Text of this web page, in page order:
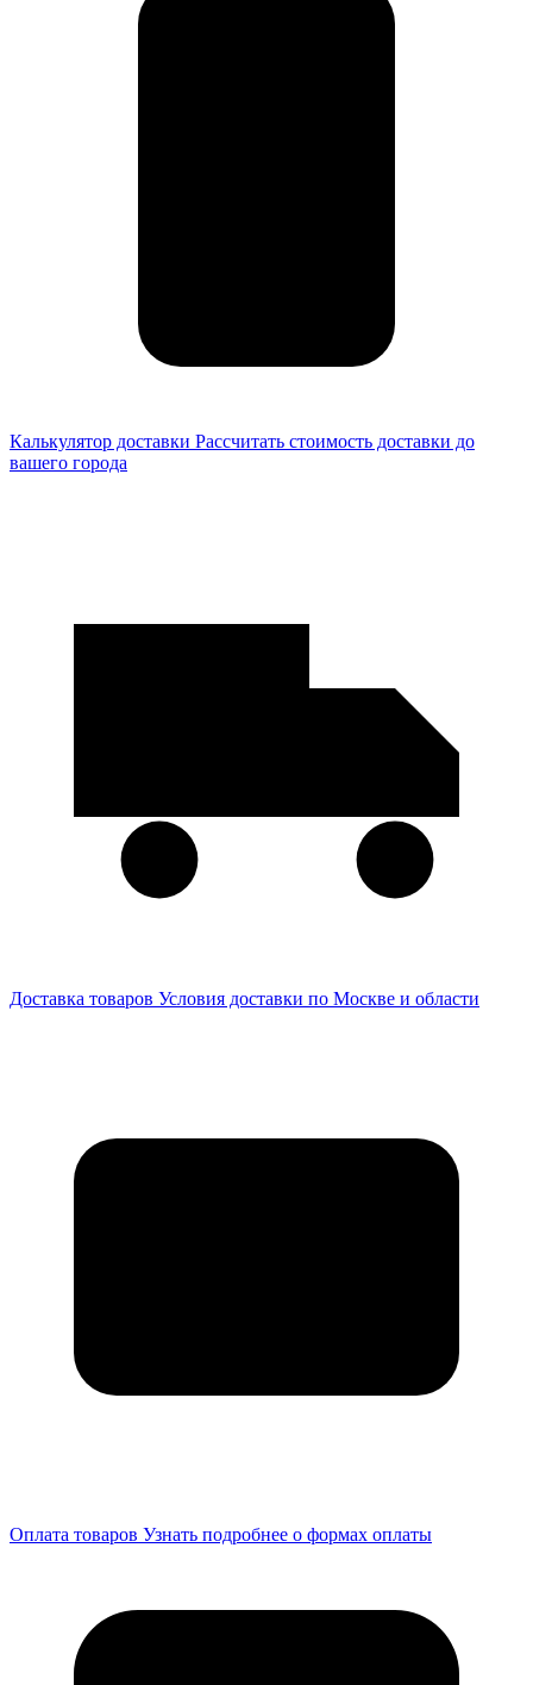
Калькулятор доставки Рассчитать стоимость доставки до
вашего города
Доставка товаров Условия доставки по Москве и области
Оплата товаров Узнать подробнее о формах оплаты